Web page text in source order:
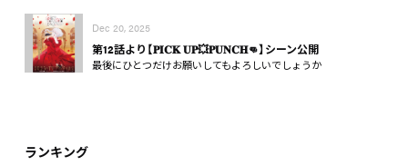
Dec 20, 2025
第12話より【𝐏𝐈𝐂𝐊 𝐔𝐏💥𝐏𝐔𝐍𝐂𝐇👊】シーン公開
最後にひとつだけお願いしてもよろしいでしょうか
ランキング